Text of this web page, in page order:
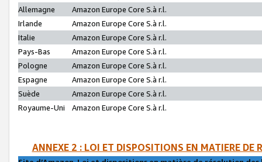
Allemagne
Amazon Europe Core S.à r.l.
Irlande
Amazon Europe Core S.à r.l.
Italie
Amazon Europe Core S.à r.l.
Pays-Bas
Amazon Europe Core S.à r.l.
Pologne
Amazon Europe Core S.à r.l.
Espagne
Amazon Europe Core S.à r.l.
Suède
Amazon Europe Core S.à r.l.
Royaume-Uni
Amazon Europe Core S.à r.l.
ANNEXE 2 : LOI ET DISPOSITIONS EN MATIERE DE